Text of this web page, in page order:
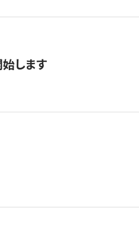
します